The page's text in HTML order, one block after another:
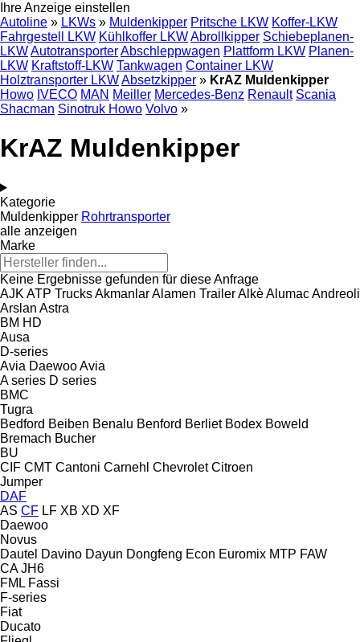
Ihre Anzeige einstellen
Autoline » LKWs » Muldenkipper Pritsche LKW Koffer-LKW
Fahrgestell LKW Kühlkoffer LKWAbrollkipper Schiebeplanen-
LKWAutotransporterAbschleppwagen Plattform LKW Planen-
LKW Kraftstoff-LKW Tankwagen Container LKW
Holztransporter LKWAbsetzkipper » KrAZ Muldenkipper
Howo IVECO MAN Meiller Mercedes-Benz Renault Scania
Shacman Sinotruk Howo Volvo »
KrAZ Muldenkipper
Kategorie
Muldenkipper Rohrtransporter
alle anzeigen
Marke
Keine Ergebnisse gefunden für diese Anfrage
AJK ATP TrucksAkmanlarAlamen TrailerAlkèAlumacAndreoli
Arslan Astra
BM HD
Ausa
D-series
Avia DaewooAvia
A series D series
BMC
Tugra
Bedford Beiben Benalu Benford Berliet Bodex Boweld
Bremach Bucher
BU
CIF CMT Cantoni Carnehl Chevrolet Citroen
Jumper
DAF
AS CF LF XB XD XF
Daewoo
Novus
Dautel Davino Dayun Dongfeng Econ Euromix MTP FAW
CA JH6
FML Fassi
F-series
Fiat
Ducato